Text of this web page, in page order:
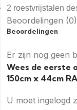
2 roestvrijstalen
Beoordelingen (0)
Beoordelingen
Er zijn nog geen
Wees de eerste
150cm x 44cm
U moet ingelogd